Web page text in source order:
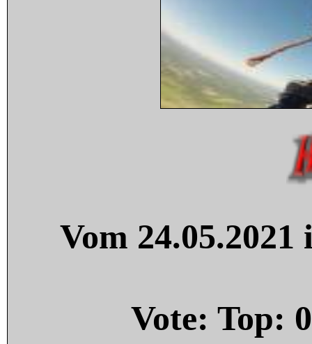
Vom
Vote: Top: 0